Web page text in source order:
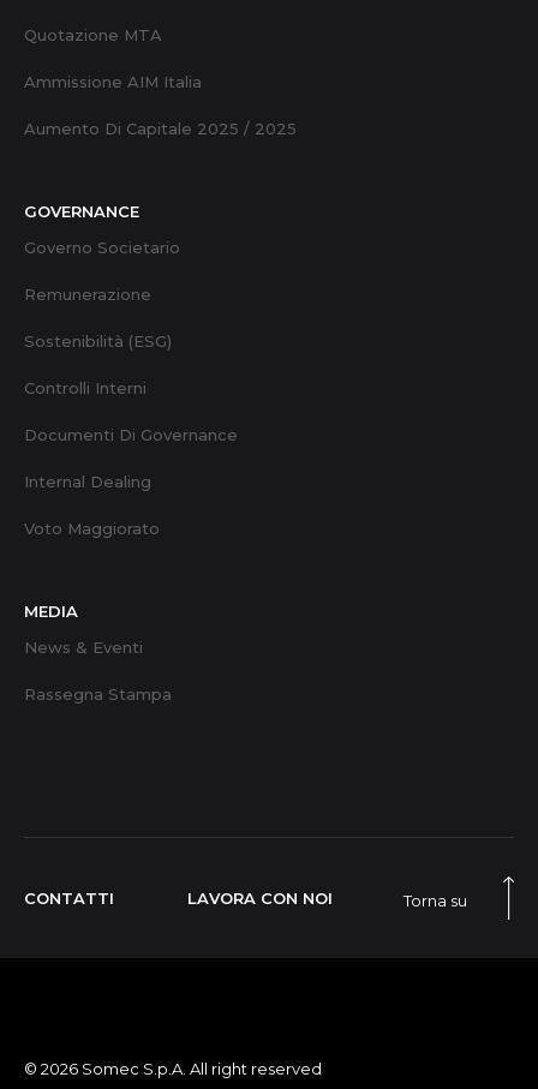
Quotazione MTA
Ammissione AIM Italia
Aumento Di Capitale 2025 / 2025
GOVERNANCE
Governo Societario
Remunerazione
Sostenibilità (ESG)
Controlli Interni
Documenti Di Governance
Internal Dealing
Voto Maggiorato
MEDIA
News & Eventi
Rassegna Stampa
CONTATTI LAVORA CON NOI Torna su
© 2026 Somec S.p.A. All right reserved